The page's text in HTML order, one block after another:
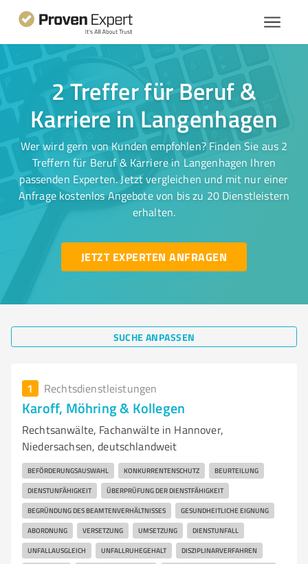
2 Treffer für Beruf &
Karriere in Langenhagen
Wer wird gern von Kunden empfohlen? Finden Sie aus 2
Treffern für Beruf & Karriere in Langenhagen Ihren
passenden Experten. Jetzt vergleichen und mit nur einer
Anfrage kostenlos Angebote von bis zu 20 Dienstleistern
erhalten.
JETZT EXPERTEN ANFRAGEN
SUCHE ANPASSEN
1 Rechtsdienstleistungen
Karoff, Möhring & Kollegen
Rechtsanwälte, Fachanwälte in Hannover,
Niedersachsen, deutschlandweit
BEFÖRDERUNGSAUSWAHL KONKURRENTENSCHUTZ BEURTEILUNG
DIENSTUNFÄHIGKEIT ÜBERPRÜFUNG DER DIENSTFÄHIGKEIT
BEGRÜNDUNG DES BEAMTENVERHÄLTNISSES GESUNDHEITLICHE EIGNUNG
ABORDNUNG VERSETZUNG UMSETZUNG DIENSTUNFALL
UNFALLAUSGLEICH UNFALLRUHEGEHALT DISZIPLINARVERFAHREN